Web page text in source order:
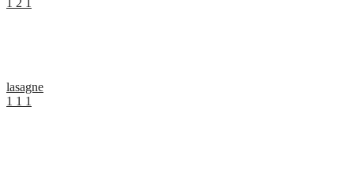
1 2 1
lasagne
1 1 1